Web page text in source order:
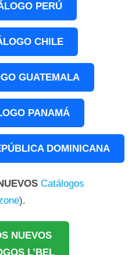
PERÚ
CHILE
GUATEMALA
PANAMÁ
DOMINICANA
Catálogos
).
NUEVOS
L’BEL